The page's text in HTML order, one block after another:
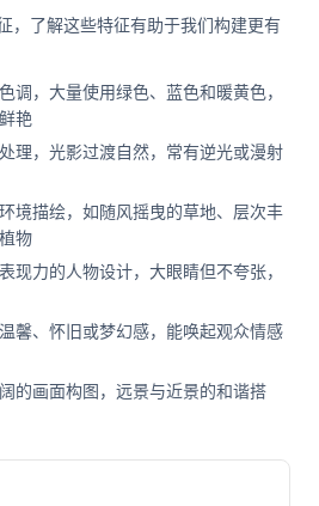
，了解这些特征有助于我们构建更有
调，大量使用绿色、蓝色和暖黄色，
艳
理，光影过渡自然，常有逆光或漫射
境描绘，如随风摇曳的草地、层次丰
物
现力的人物设计，大眼睛但不夸张，
馨、怀旧或梦幻感，能唤起观众情感
的画面构图，远景与近景的和谐搭